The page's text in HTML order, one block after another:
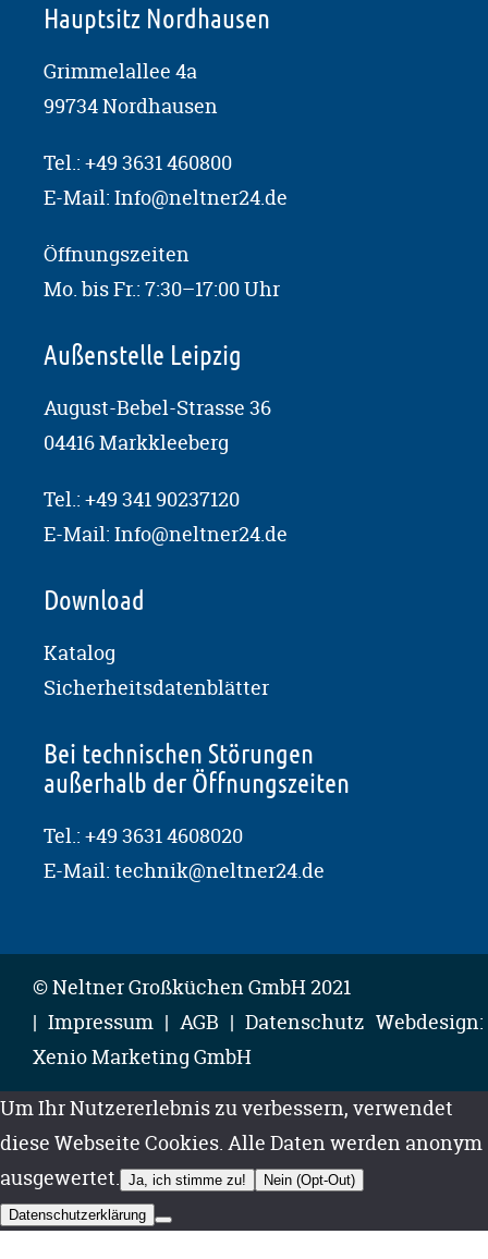
Hauptsitz Nordhausen
Grimmelallee 4a
99734 Nordhausen
Tel.: +49 3631 460800
E-Mail: Info@neltner24.de
Öffnungszeiten
Mo. bis Fr.: 7:30–17:00 Uhr
Außenstelle Leipzig
August-Bebel-Strasse 36
04416 Markkleeberg
Tel.: +49 341 90237120
E-Mail: Info@neltner24.de
Download
Katalog
Sicherheitsdatenblätter
Bei technischen Störungen
außerhalb der Öffnungszeiten
Tel.: +49 3631 4608020
E-Mail: technik@neltner24.de
© Neltner Großküchen GmbH 2021
Impressum
AGB Datenschutz Webdesign:
Xenio Marketing GmbH
Um Ihr Nutzererlebnis zu verbessern, verwendet
diese Webseite Cookies. Alle Daten werden anonym
ausgewertet. Ja, ich stimme zu! Nein (Opt-Out)
Datenschutzerklärung